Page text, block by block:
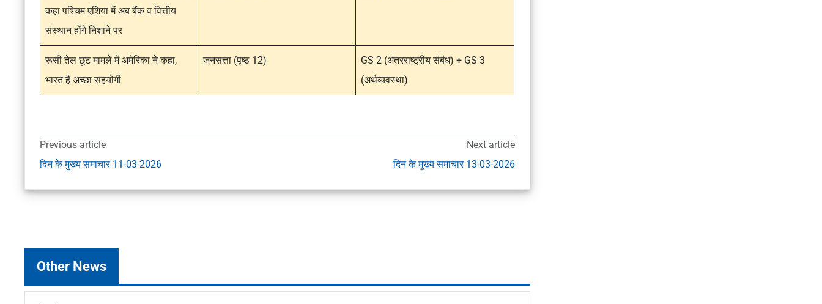
कहा पश्चिम एशिया में अब बैंक व वित्तीय
संस्थान होंगे निशाने पर
रूसी तेल छूट मामले में अमेरिका ने कहा,
भारत है अच्छा सहयोगी
जनसत्ता (पृष्ठ 12)
GS 2 (अंतरराष्ट्रीय संबंध) + GS 3
(अर्थव्यवस्था)
Previous article
दिन के मुख्य समाचार 11-03-2026
Next article
दिन के मुख्य समाचार 13-03-2026
Other News